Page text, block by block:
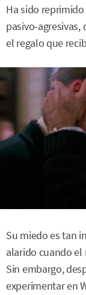
Ha sido
pasivo-
el regalo que
Su miedo es tan
alarido cuando el
Sin embargo,
experimentar en